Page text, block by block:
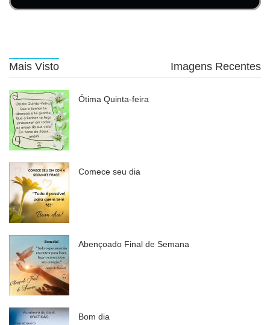
Mais Visto Imagens Recentes
Ótima Quinta-feira
Comece seu dia
Abençoado Final de Semana
Bom dia